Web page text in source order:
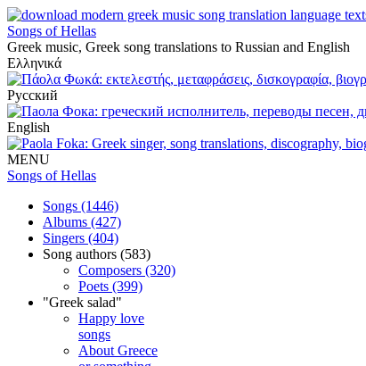
Songs of Hellas
Greek music, Greek song translations to Russian and English
Ελληνικά
Русский
English
MENU
Songs of Hellas
Songs (1446)
Albums (427)
Singers (404)
Song authors (583)
Composers (320)
Poets (399)
"Greek salad"
Happy love
songs
About Greece